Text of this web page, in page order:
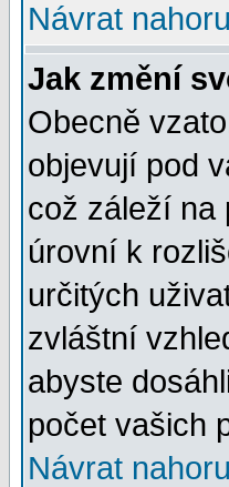
Návrat nahoru
Jak změní
Obecně
objevují pod
což záleží na
úrovní k
určitých
zvláštní
abyste
počet vašich
Návrat nahoru